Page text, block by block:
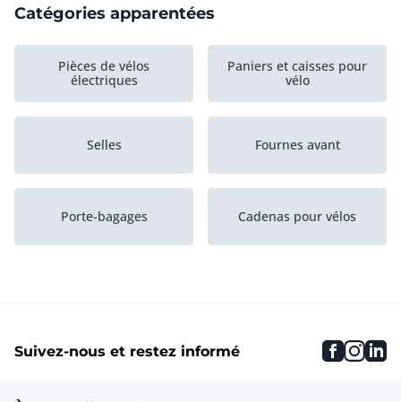
Catégories apparentées
Pièces de vélos
électriques
Paniers et caisses pour
vélo
Selles Fournes avant
Porte-bagages Cadenas pour vélos
Outillage pour vélo
Suivez-nous et restez informé